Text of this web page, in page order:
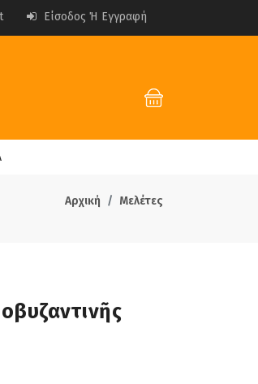
Είσοδος Ή Εγγραφή
Αρχική Μελέτες